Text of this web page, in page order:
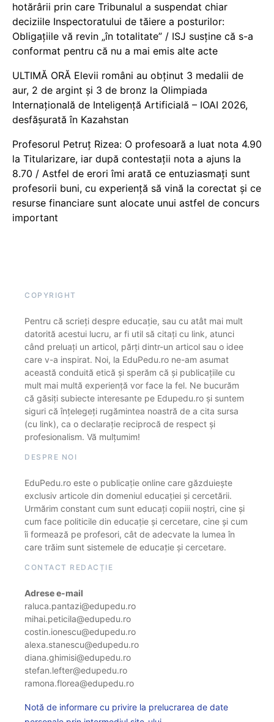
hotărârii prin care Tribunalul a suspendat chiar
deciziile Inspectoratului de tăiere a posturilor:
Obligațiile vă revin „în totalitate” / ISJ susține că s-a
conformat pentru că nu a mai emis alte acte
ULTIMĂ ORĂ Elevii români au obținut 3 medalii de
aur, 2 de argint și 3 de bronz la Olimpiada
Internațională de Inteligență Artificială – IOAI 2026,
desfășurată în Kazahstan
Profesorul Petruț Rizea: O profesoară a luat nota 4.90
la Titularizare, iar după contestații nota a ajuns la
8.70 / Astfel de erori îmi arată ce entuziasmați sunt
profesorii buni, cu experiență să vină la corectat și ce
resurse financiare sunt alocate unui astfel de concurs
important
COPYRIGHT
Pentru că scrieți despre educație, sau cu atât mai mult
datorită acestui lucru, ar fi util să citați cu link, atunci
când preluați un articol, părți dintr-un articol sau o idee
care v-a inspirat. Noi, la EduPedu.ro ne-am asumat
această conduită etică și sperăm că și publicațiile cu
mult mai multă experiență vor face la fel. Ne bucurăm
că găsiți subiecte interesante pe Edupedu.ro și suntem
siguri că înțelegeți rugămintea noastră de a cita sursa
(cu link), ca o declarație reciprocă de respect și
profesionalism. Vă mulțumim!
DESPRE NOI
EduPedu.ro este o publicație online care găzduiește
exclusiv articole din domeniul educației și cercetării.
Urmărim constant cum sunt educați copiii noștri, cine și
cum face politicile din educație și cercetare, cine și cum
îi formează pe profesori, cât de adecvate la lumea în
care trăim sunt sistemele de educație și cercetare.
CONTACT REDACȚIE
Adrese e-mail
raluca.pantazi@edupedu.ro
mihai.peticila@edupedu.ro
costin.ionescu@edupedu.ro
alexa.stanescu@edupedu.ro
diana.ghimisi@edupedu.ro
stefan.lefter@edupedu.ro
ramona.florea@edupedu.ro
Notă de informare cu privire la prelucrarea de date